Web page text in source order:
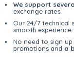
We support
exchange rates.
Our 24/7 technical
smooth
No need to sign
promotions and a